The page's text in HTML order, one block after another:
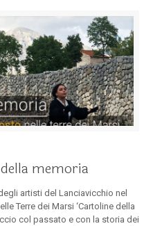
memoria
artisti del Lanciavicchio nel
Terre dei Marsi ‘Cartoline della
col passato e con la storia dei